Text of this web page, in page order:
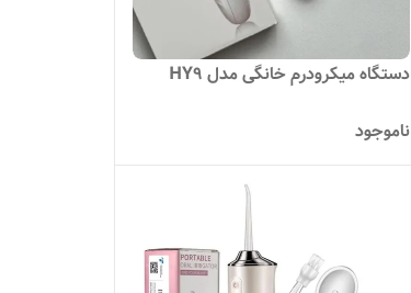
دستگاه میکرودرم خانگی مدل HY9
ناموجود